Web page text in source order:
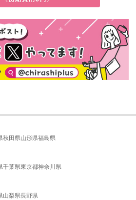
秋田県山形県福島県
千葉県東京都神奈川県
山梨県長野県